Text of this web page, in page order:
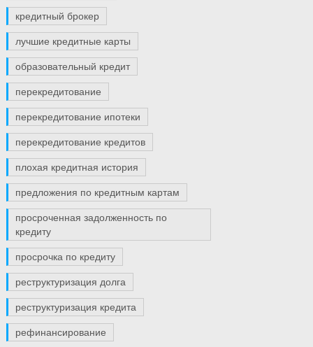
кредитный брокер
лучшие кредитные карты
образовательный кредит
перекредитование
перекредитование ипотеки
перекредитование кредитов
плохая кредитная история
предложения по кредитным картам
просроченная задолженность по
кредиту
просрочка по кредиту
реструктуризация долга
реструктуризация кредита
рефинансирование